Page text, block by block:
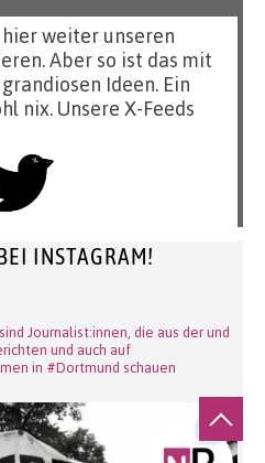
weiter unseren
Aber so ist das mit
Ideen. Ein
nix. Unsere X-Feeds
INSTAGRAM!
Journalist:innen, die aus der und
und auch auf
in #Dortmund schauen